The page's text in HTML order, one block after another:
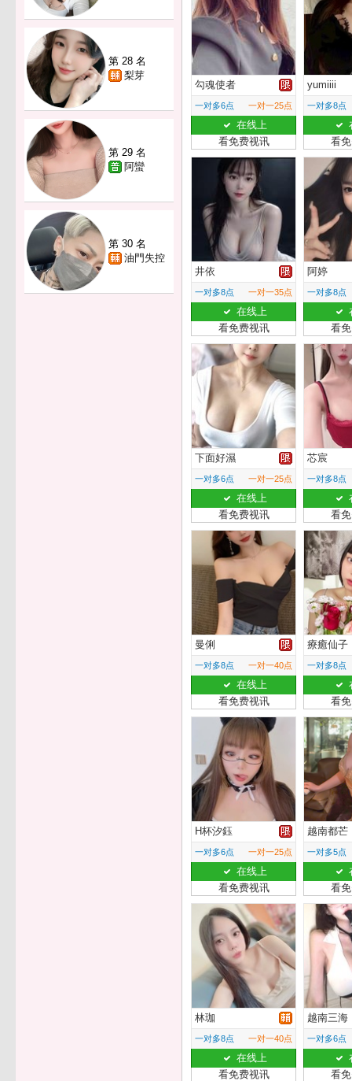
第 28 名
梨芽
第 29 名
阿蠻
第 30 名
油門失控
勾魂使者
一对多6点 一对一25点
在线上
看免费视讯
yumiiii
一对多8点
看
井依
一对多8点 一对一35点
在线上
看免费视讯
阿婷
一对多8点
看
下面好濕
一对多6点 一对一25点
在线上
看免费视讯
芯宸
一对多8点
看
曼俐
一对多8点 一对一40点
在线上
看免费视讯
療癒仙子
一对多8点
看
H杯汐鈺
一对多6点 一对一25点
在线上
看免费视讯
越南都芒
一对多5点
看
林珈
一对多8点 一对一40点
在线上
看免费视讯
越南三海
一对多6点
看